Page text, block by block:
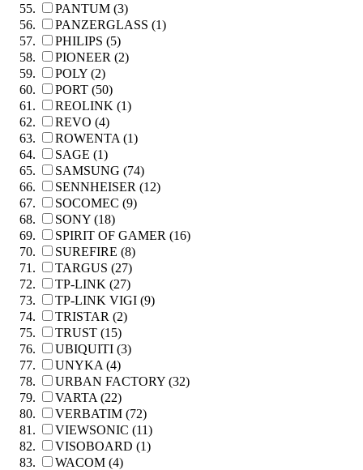
PANTUM (3)
PANZERGLASS (1)
PHILIPS (5)
PIONEER (2)
POLY (2)
PORT (50)
REOLINK (1)
REVO (4)
ROWENTA (1)
SAGE (1)
SAMSUNG (74)
SENNHEISER (12)
SOCOMEC (9)
SONY (18)
SPIRIT OF GAMER (16)
SUREFIRE (8)
TARGUS (27)
TP-LINK (27)
TP-LINK VIGI (9)
TRISTAR (2)
TRUST (15)
UBIQUITI (3)
UNYKA (4)
URBAN FACTORY (32)
VARTA (22)
VERBATIM (72)
VIEWSONIC (11)
VISOBOARD (1)
WACOM (4)